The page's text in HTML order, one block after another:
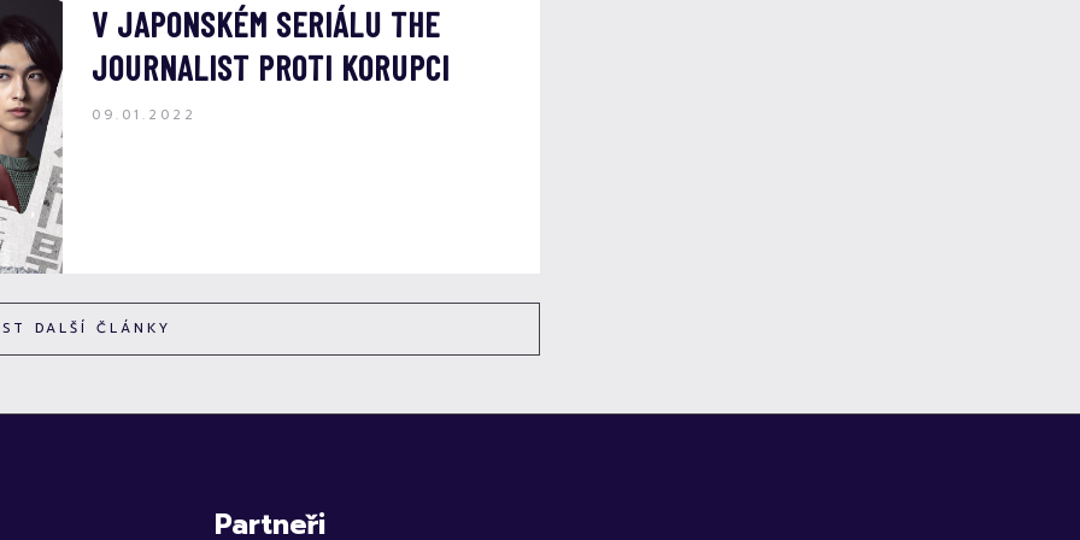
V JAPONSKÉM SERIÁLU THE
JOURNALIST PROTI KORUPCI
09.01.2022
DALŠÍ ČLÁNKY
Partneři